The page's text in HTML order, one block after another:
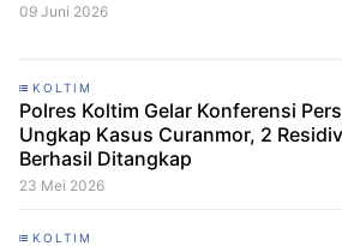
09 Juni 2026
KOLTIM
Polres Koltim Gelar Konferensi Pers
Ungkap Kasus Curanmor, 2 Residivis
Berhasil Ditangkap
23 Mei 2026
KOLTIM